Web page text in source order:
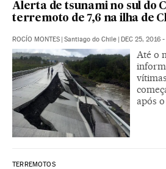
Alerta de tsunami no sul do
terremoto de 7,6 na ilha de
ROCÍO MONTES | Santiago do Chile | DEC 25, 2016
Até o
após
TERREMOTOS